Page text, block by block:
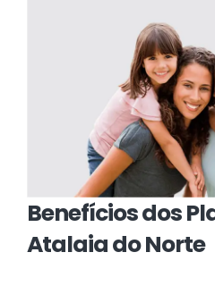
Benefícios dos
Atalaia do Norte